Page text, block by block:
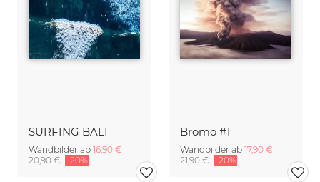
SURFING BALI
Wandbilder ab 16,90 €
20,90 € -20%
Bromo #1
Wandbilder ab 17,90 €
21,90 € -20%